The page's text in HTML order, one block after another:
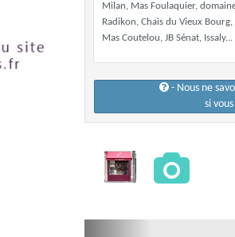
Milan, Mas Foulaquier,
Radikon, Chais du Vieux
Mas Coutelou, JB Sénat, Issaly...
- Nous ne
si